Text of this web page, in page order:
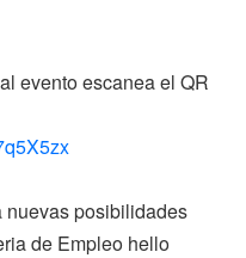
evento escanea el QR
nuevas posibilidades
de Empleo hello